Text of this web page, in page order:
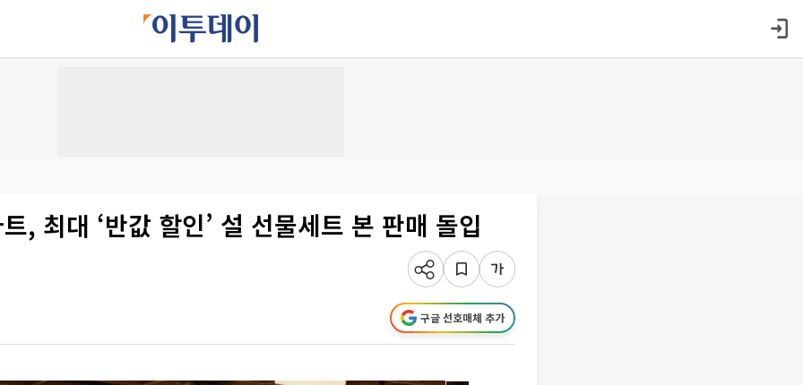
, 최대 ‘반값 할인’ 설 선물세트 본 판매 돌입
구글 선호매체 추가